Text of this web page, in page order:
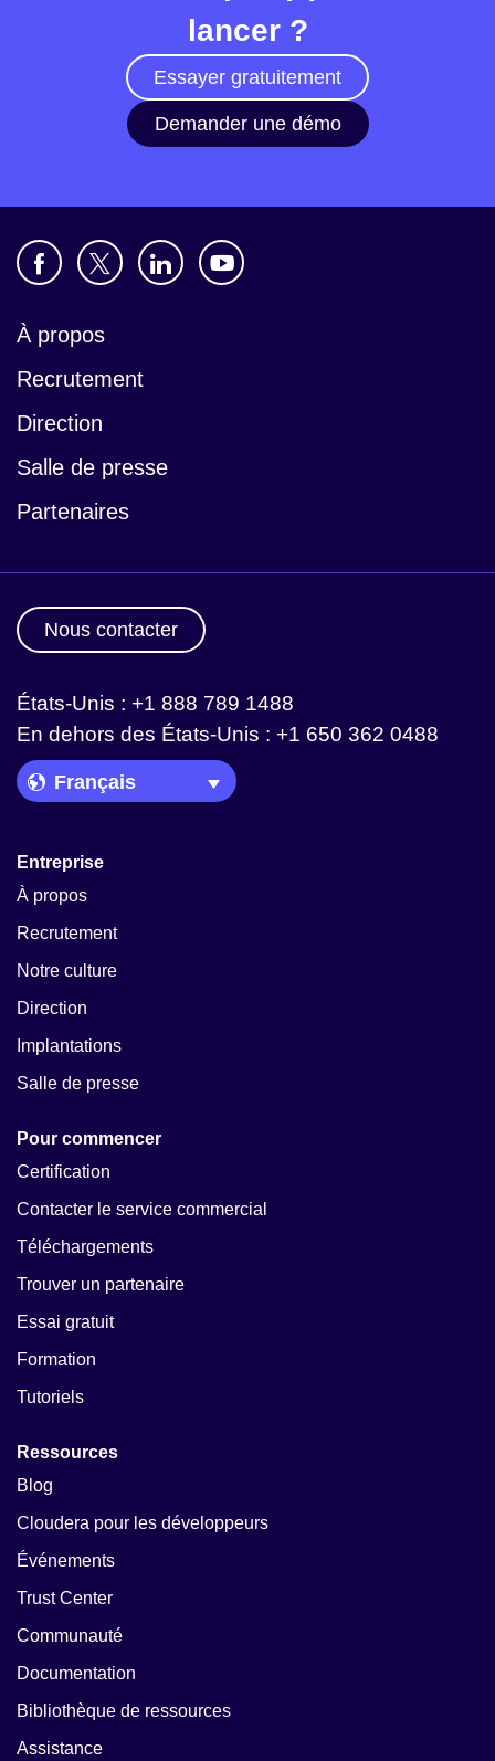
lancer ?
Essayer gratuitement
Demander une démo
À propos
Recrutement
Direction
Salle de presse
Partenaires
Nous contacter
États-Unis : +1 888 789 1488
En dehors des États-Unis : +1 650 362 0488
Language Picker
Entreprise
À propos
Recrutement
Notre culture
Direction
Implantations
Salle de presse
Pour commencer
Certification
Contacter le service commercial
Téléchargements
Trouver un partenaire
Essai gratuit
Formation
Tutoriels
Ressources
Blog
Cloudera pour les développeurs
Événements
Trust Center
Communauté
Documentation
Bibliothèque de ressources
Assistance